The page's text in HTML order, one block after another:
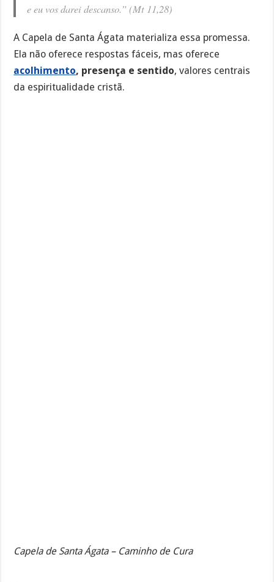
e eu vos darei descanso.” (Mt 11,28)
A Capela de Santa Ágata materializa essa promessa.
Ela não oferece respostas fáceis, mas oferece
acolhimento, presença e sentido, valores centrais
da espiritualidade cristã.
Capela de Santa Ágata – Caminho de Cura